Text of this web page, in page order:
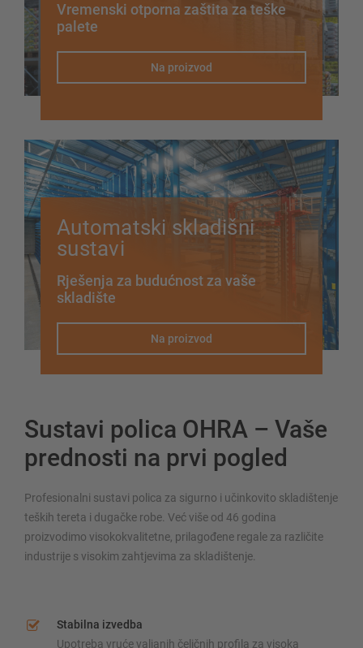
Vremenski otporna zaštita za teške
palete
Na proizvod
Automatski skladišni
sustavi
Rješenja za budućnost za vaše
skladište
Na proizvod
Sustavi polica OHRA – Vaše
prednosti na prvi pogled
Profesionalni sustavi polica za sigurno i učinkovito skladištenje
teških tereta i dugačke robe. Već više od 46 godina
proizvodimo visokokvalitetne, prilagođene regale za različite
industrije s visokim zahtjevima za skladištenje.
Stabilna izvedba
Upotreba vruće valjanih čeličnih profila za visoka